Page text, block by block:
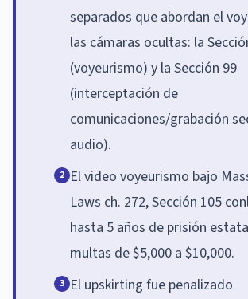
separados que abordan el
las cámaras ocultas: la
(voyeurismo) y la Sección 99
(interceptación de
comunicaciones/grabación
audio).
2 El video voyeurismo bajo
Laws ch. 272, Sección 105
hasta 5 años de prisión
multas de $5,000 a $10,000.
3 El upskirting fue penalizado